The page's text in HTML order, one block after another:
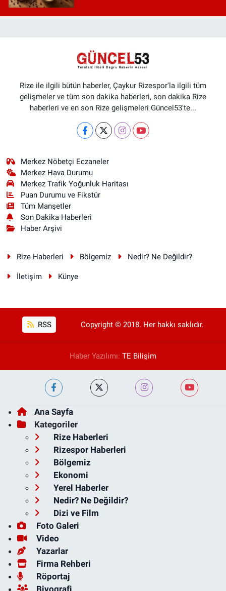
Rize ile ilgili bütün haberler, Çaykur Rizespor'la ilgili tüm
gelişmeler ve tüm son dakika haberleri, son dakika Rize
haberleri ve en son Rize gelişmeleri Güncel53'te...
Merkez Nöbetçi Eczaneler
Merkez Hava Durumu
Merkez Trafik Yoğunluk Haritası
Puan Durumu ve Fikstür
Tüm Manşetler
Son Dakika Haberleri
Haber Arşivi
Rize Haberleri Bölgemiz Nedir? Ne Değildir?
İletişim Künye
RSS Copyright © 2018. Her hakkı saklıdır.
Haber Yazılımı: TE Bilişim
Ana Sayfa
Kategoriler
Rize Haberleri
Rizespor Haberleri
Bölgemiz
Ekonomi
Yerel Haberler
Nedir? Ne Değildir?
Dizi ve Film
Foto Galeri
Video
Yazarlar
Firma Rehberi
Röportaj
Biyografi